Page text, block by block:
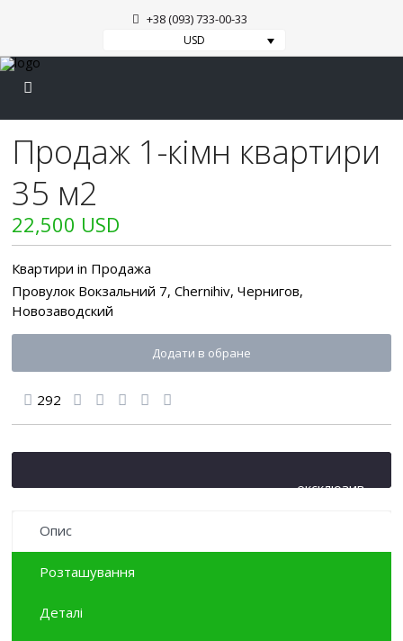
+38 (093) 733-00-33
USD
Продаж 1-кімн квартири
35 м2
22,500 USD
Квартири in Продажа
Провулок Вокзальний 7, Chernihiv, Чернигов,
Новозаводский
Додати в обране
292
ексклюзив
Опис
Розташування
Деталі